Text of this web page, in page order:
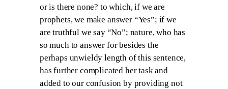
or is there none? to which, if we are
prophets, we make answer “Yes”; if we
are truthful we say “No”; nature, who has
so much to answer for besides the
perhaps unwieldy length of this sentence,
has further complicated her task and
added to our confusion by providing not